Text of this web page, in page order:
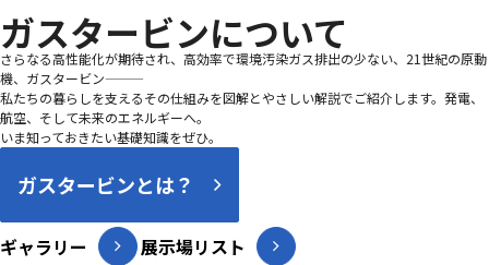
ガスタービンについて
さらなる高性能化が期待され、高効率で環境汚染ガス排出の少ない、21世紀の原動
機、ガスタービン―――
私たちの暮らしを支えるその仕組みを図解とやさしい解説でご紹介します。発電、
航空、そして未来のエネルギーへ。
いま知っておきたい基礎知識をぜひ。
ガスタービンとは？
ギャラリー 展示場リスト